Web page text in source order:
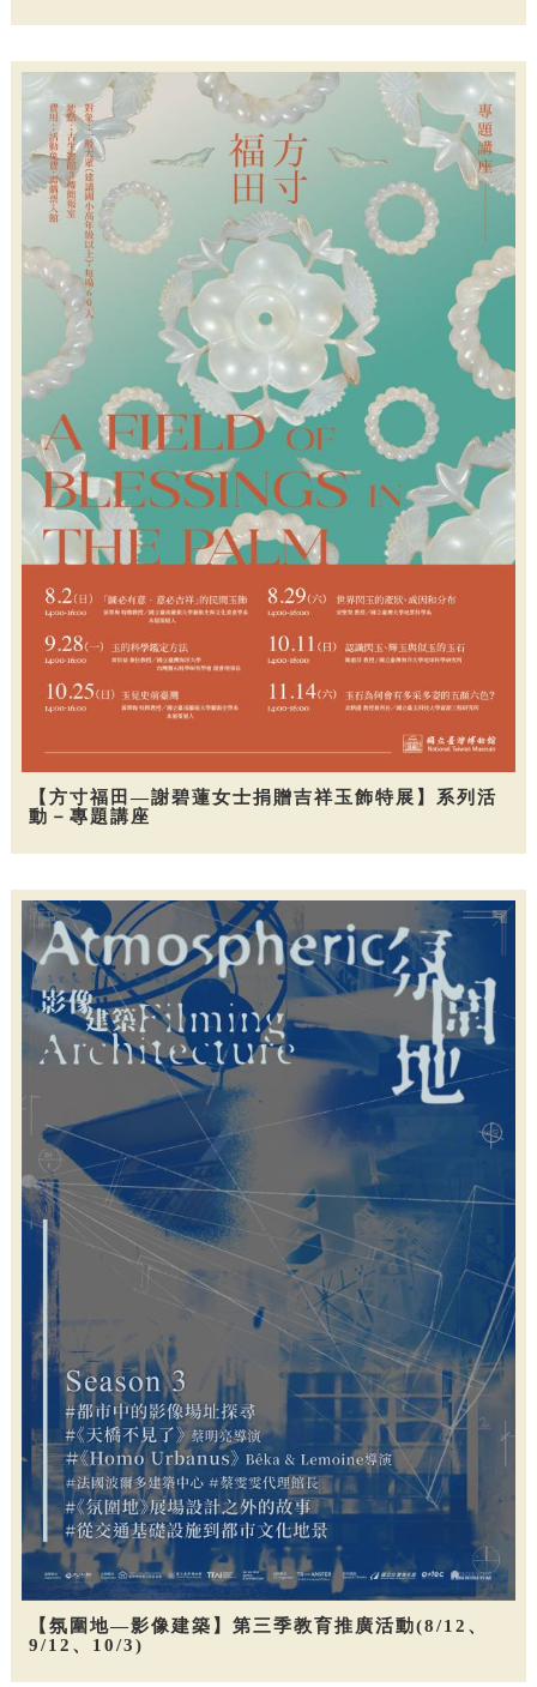
【方寸福田—謝碧蓮女士捐贈吉祥玉飾特展】系列活
動－專題講座
【氛圍地—影像建築】第三季教育推廣活動(8/12、
9/12、10/3)